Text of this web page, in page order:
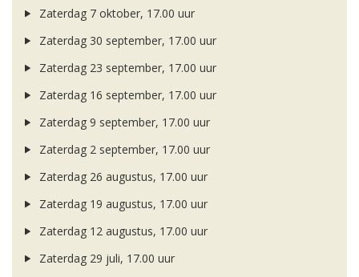
Zaterdag 7 oktober, 17.00 uur
Zaterdag 30 september, 17.00 uur
Zaterdag 23 september, 17.00 uur
Zaterdag 16 september, 17.00 uur
Zaterdag 9 september, 17.00 uur
Zaterdag 2 september, 17.00 uur
Zaterdag 26 augustus, 17.00 uur
Zaterdag 19 augustus, 17.00 uur
Zaterdag 12 augustus, 17.00 uur
Zaterdag 29 juli, 17.00 uur